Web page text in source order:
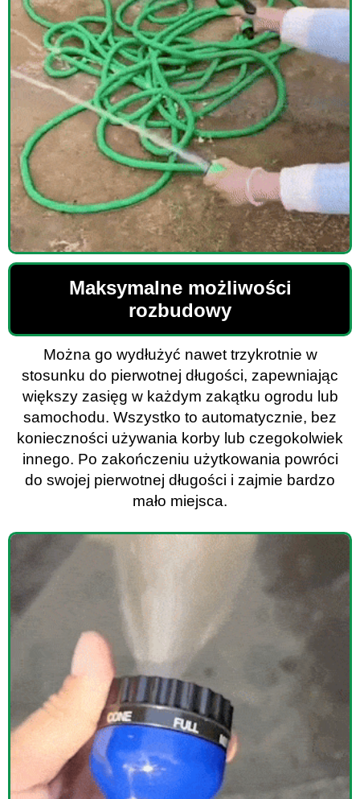
Maksymalne możliwości
rozbudowy
Można go wydłużyć nawet trzykrotnie w
stosunku do pierwotnej długości, zapewniając
większy zasięg w każdym zakątku ogrodu lub
samochodu. Wszystko to automatycznie, bez
konieczności używania korby lub czegokolwiek
innego. Po zakończeniu użytkowania powróci
do swojej pierwotnej długości i zajmie bardzo
mało miejsca.